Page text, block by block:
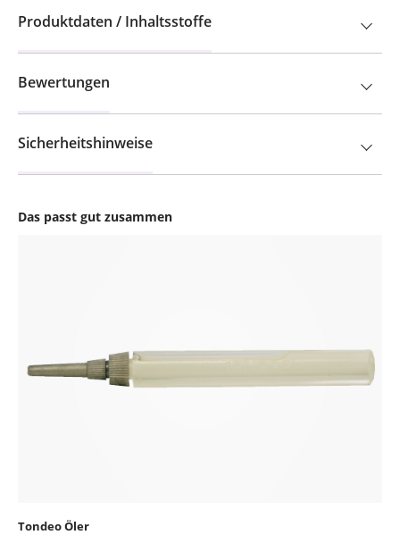
Das passt gut zusammen
Tondeo Öler
Produktdaten / Inhaltsstoffe
Bewertungen
Sicherheitshinweise